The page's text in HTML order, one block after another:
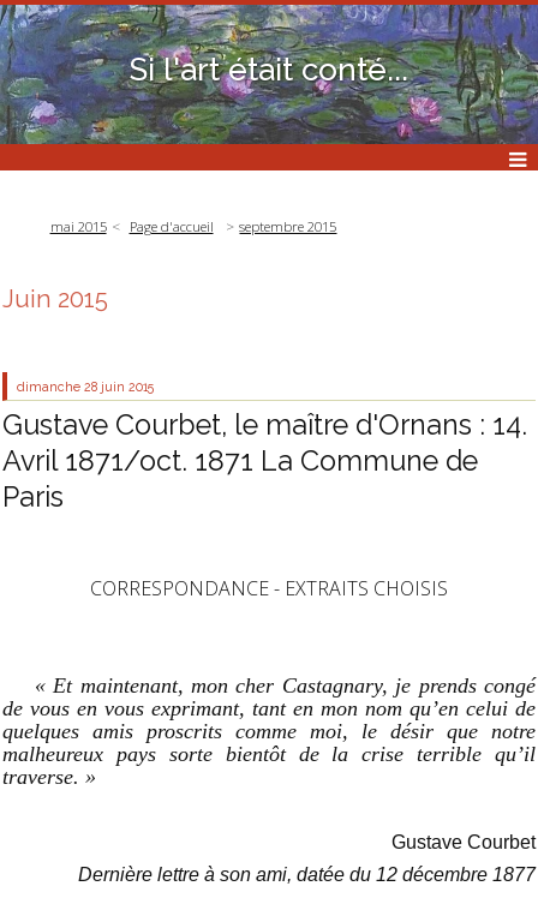
Si l'art était conté...
mai 2015 Page d'accueil septembre 2015
Juin 2015
dimanche 28 juin 2015
Gustave Courbet, le maître d'Ornans : 14.
Avril 1871/oct. 1871 La Commune de
Paris
CORRESPONDANCE - EXTRAITS CHOISIS
« Et maintenant, mon cher Castagnary, je prends congé
de vous en vous exprimant, tant en mon nom qu’en celui de
quelques amis proscrits comme moi, le désir que notre
malheureux pays sorte bientôt de la crise terrible qu’il
traverse. »
Gustave Courbet
Dernière lettre à son ami, datée du 12 décembre 1877